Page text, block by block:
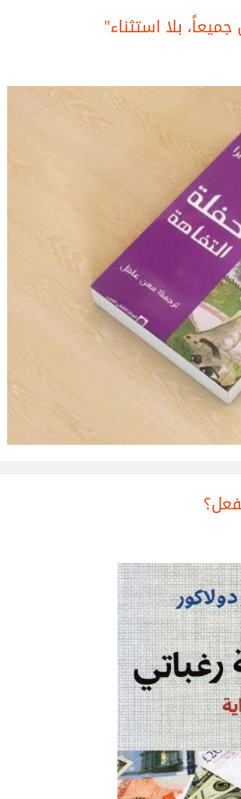
بلا استثناء"